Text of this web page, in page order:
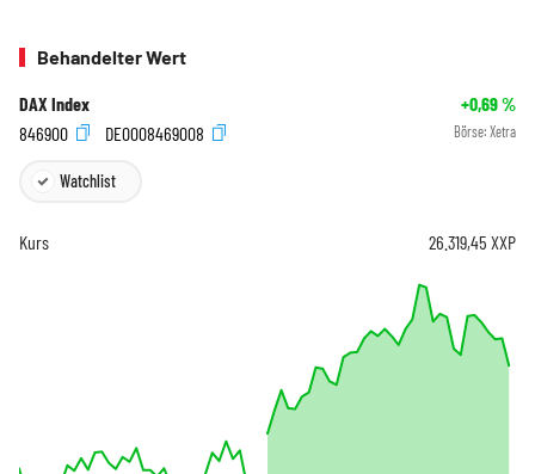
Behandelter Wert
DAX Index +0,69%
846900
DE0008469008 Börse: Xetra
Watchlist
Kurs 26.319,45 XXP